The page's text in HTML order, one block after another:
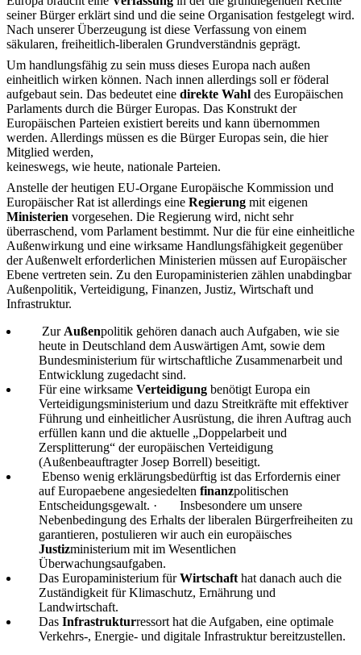
seiner Bürger erklärt sind und die seine Organisation festgelegt wird.
Nach unserer Überzeugung ist diese Verfassung von einem
säkularen, freiheitlich-liberalen Grundverständnis geprägt.
Um handlungsfähig zu sein muss dieses Europa nach außen
einheitlich wirken können. Nach innen allerdings soll er föderal
aufgebaut sein. Das bedeutet eine direkte Wahl des Europäischen
Parlaments durch die Bürger Europas. Das Konstrukt der
Europäischen Parteien existiert bereits und kann übernommen
werden. Allerdings müssen es die Bürger Europas sein, die hier
Mitglied werden,
keineswegs, wie heute, nationale Parteien.
Anstelle der heutigen EU-Organe Europäische Kommission und
Europäischer Rat ist allerdings eine Regierung mit eigenen
Ministerien vorgesehen. Die Regierung wird, nicht sehr
überraschend, vom Parlament bestimmt. Nur die für eine einheitliche
Außenwirkung und eine wirksame Handlungsfähigkeit gegenüber
der Außenwelt erforderlichen Ministerien müssen auf Europäischer
Ebene vertreten sein. Zu den Europaministerien zählen unabdingbar
Außenpolitik, Verteidigung, Finanzen, Justiz, Wirtschaft und
Infrastruktur.
Zur Außenpolitik gehören danach auch Aufgaben, wie sie
heute in Deutschland dem Auswärtigen Amt, sowie dem
Bundesministerium für wirtschaftliche Zusammenarbeit und
Entwicklung zugedacht sind.
Für eine wirksameVerteidigungbenötigt Europa ein
Verteidigungsministerium und dazu Streitkräfte mit effektiver
Führung und einheitlicher Ausrüstung, die ihren Auftrag auch
erfüllen kann und die aktuelle „Doppelarbeit und
Zersplitterung“ der europäischen Verteidigung
(Außenbeauftragter Josep Borrell) beseitigt.
Ebenso wenig erklärungsbedürftig ist das Erfordernis einer
auf Europaebene angesiedelten finanzpolitischen
Entscheidungsgewalt. · Insbesondere um unsere
Nebenbedingung des Erhalts der liberalen Bürgerfreiheiten zu
garantieren, postulieren wir auch ein europäisches
Justizministerium mit im Wesentlichen
Überwachungsaufgaben.
Das Europaministerium fürWirtschafthat danach auch die
Zuständigkeit für Klimaschutz, Ernährung und
Landwirtschaft.
DasInfrastrukturressort hat die Aufgaben, eine optimale
Verkehrs-, Energie- und digitale Infrastruktur bereitzustellen.